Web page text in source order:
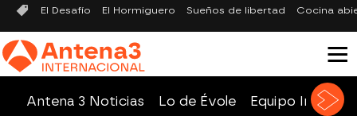
El Desafío El Hormiguero Sueños de libertad Cocina
Antena 3 Noticias Lo de Évole Equipo